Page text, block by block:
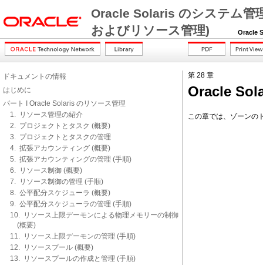
Oracle Solaris のシステム管
およびリソース管理)
Oracle
ドキュメントの情報
はじめに
パート I Oracle Solaris のリソース管理
1. リソース管理の紹介
2. プロジェクトとタスク (概要)
3. プロジェクトとタスクの管理
4. 拡張アカウンティング (概要)
5. 拡張アカウンティングの管理 (手順)
6. リソース制御 (概要)
7. リソース制御の管理 (手順)
8. 公平配分スケジューラ (概要)
9. 公平配分スケジューラの管理 (手順)
10. リソース上限デーモンによる物理メモリーの制御
(概要)
11. リソース上限デーモンの管理 (手順)
12. リソースプール (概要)
13. リソースプールの作成と管理 (手順)
第 28 章
Oracle
この章では、ゾーンの